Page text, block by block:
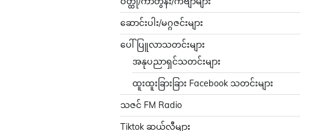
ဆောင်းပါး/မဂ္ဂဇင်းများ
ပေါ်ပြူလာသတင်းများ
အနုပညာရှင်သတင်းများ
ထူးထူးခြားခြား Facebook သတင်းများ
သဇင် FM Radio
Tiktok ဆယ်လီများ